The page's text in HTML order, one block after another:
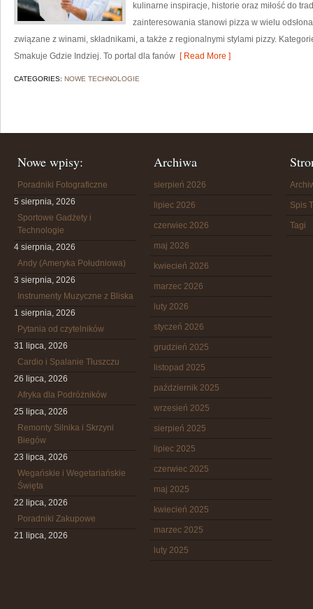
kulinarne inspiracje, historie oraz miłość do
zainteresowania stanowi pizza w wielu
związane z winami, składnikami, a także z regionalnymi stylami pizzy.
Smakuje Gdzie Indziej. To portal dla fanów [ Read More ]
CATEGORIES: NOWE TECHNOLOGIE
Nowe wpisy:
Poradniki Fotograficzne
5 sierpnia, 2026
Sportowe Gadżety i
Technologie
4 sierpnia, 2026
Andy (Ameryka Południowa)
3 sierpnia, 2026
Instrumenty Muzyczne z Bliska
1 sierpnia, 2026
Pytania od czytelników
31 lipca, 2026
Cardio i Spalanie Tłuszczu
26 lipca, 2026
Afryka dla Podróżników
25 lipca, 2026
Remonty Silnika i Skrzyni
Biegów
23 lipca, 2026
Wegańskie i Wegetariańskie
Święta
22 lipca, 2026
Poradniki Zakupowe
21 lipca, 2026
Archiwa
sierpień 2026
lipiec 2026
czerwiec 2026
maj 2026
kwiecień 2026
marzec 2026
luty 2026
styczeń 2026
grudzień 2025
listopad 2025
październik 2025
wrzesień 2025
sierpień 2025
lipiec 2025
czerwiec 2025
maj 2025
kwiecień 2025
marzec 2025
luty 2025
Spis
Tagi